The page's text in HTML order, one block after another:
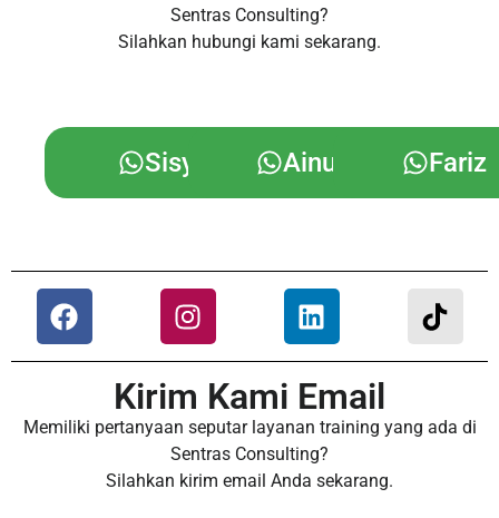
Sentras Consulting?
Silahkan hubungi kami sekarang.
Sisy Ainul Fariz
Kirim Kami Email
Memiliki pertanyaan seputar layanan training yang ada di
Sentras Consulting?
Silahkan kirim email Anda sekarang.